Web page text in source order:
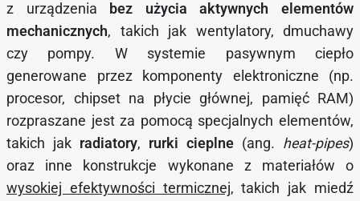
z urządzenia
bez użycia aktywnych elementów
mechanicznych, takich jak wentylatory, dmuchawy
czy pompy. W systemie pasywnym ciepło
generowane przez komponenty elektroniczne (np.
procesor, chipset na płycie głównej, pamięć RAM)
rozpraszane jest za pomocą specjalnych elementów,
takich jak radiatory, rurki cieplne (ang. heat-pipes)
oraz inne konstrukcje wykonane z materiałów o
wysokiej efektywności termicznej, takich jak miedź